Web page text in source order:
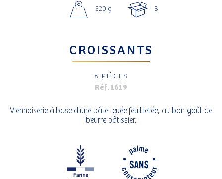
320 g 8
CROISSANTS
8 PIÈCES
Réf. 1619
Viennoiserie à base d'une pâte levée feuilletée, au bon goût de
beurre pâtissier.
P4